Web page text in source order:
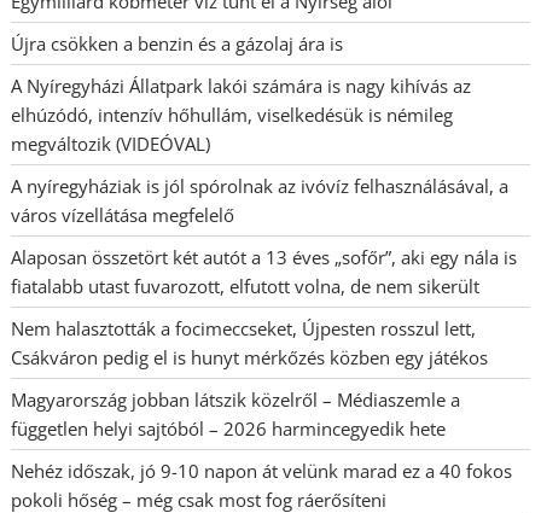
Újra csökken a benzin és a gázolaj ára is
A Nyíregyházi Állatpark lakói számára is nagy kihívás az
elhúzódó, intenzív hőhullám, viselkedésük is némileg
megváltozik (VIDEÓVAL)
A nyíregyháziak is jól spórolnak az ivóvíz felhasználásával, a
város vízellátása megfelelő
Alaposan összetört két autót a 13 éves „sofőr”, aki egy nála is
fiatalabb utast fuvarozott, elfutott volna, de nem sikerült
Nem halasztották a focimeccseket, Újpesten rosszul lett,
Csákváron pedig el is hunyt mérkőzés közben egy játékos
Magyarország jobban látszik közelről – Médiaszemle a
független helyi sajtóból – 2026 harmincegyedik hete
Nehéz időszak, jó 9-10 napon át velünk marad ez a 40 fokos
pokoli hőség – még csak most fog ráerősíteni